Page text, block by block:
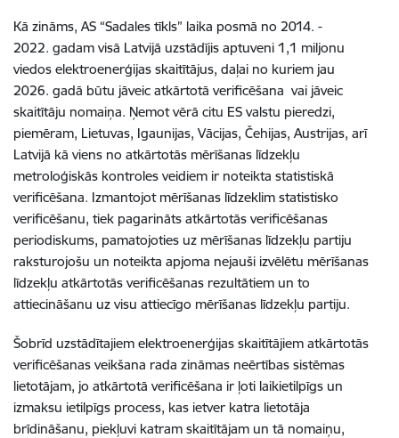
Kā zināms, AS “Sadales tīkls” laika posmā no 2014. -
2022. gadam visā Latvijā uzstādījis aptuveni 1,1 miljonu
viedos elektroenerģijas skaitītājus, daļai no kuriem jau
2026. gadā būtu jāveic atkārtotā verificēšana vai jāveic
skaitītāju nomaiņa. Ņemot vērā citu ES valstu pieredzi,
piemēram, Lietuvas, Igaunijas, Vācijas, Čehijas, Austrijas, arī
Latvijā kā viens no atkārtotās mērīšanas līdzekļu
metroloģiskās kontroles veidiem ir noteikta statistiskā
verificēšana. Izmantojot mērīšanas līdzeklim statistisko
verificēšanu, tiek pagarināts atkārtotās verificēšanas
periodiskums, pamatojoties uz mērīšanas līdzekļu partiju
raksturojošu un noteikta apjoma nejauši izvēlētu mērīšanas
līdzekļu atkārtotās verificēšanas rezultātiem un to
attiecināšanu uz visu attiecīgo mērīšanas līdzekļu partiju.
Šobrīd uzstādītajiem elektroenerģijas skaitītājiem atkārtotās
verificēšanas veikšana rada zināmas neērtības sistēmas
lietotājam, jo atkārtotā verificēšana ir ļoti laikietilpīgs un
izmaksu ietilpīgs process, kas ietver katra lietotāja
brīdināšanu, piekļuvi katram skaitītājam un tā nomaiņu,